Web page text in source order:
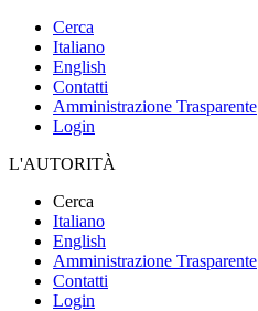
Cerca
Italiano
English
Contatti
Amministrazione Trasparente
Login
L'AUTORITÀ
Cerca
Italiano
English
Amministrazione Trasparente
Contatti
Login